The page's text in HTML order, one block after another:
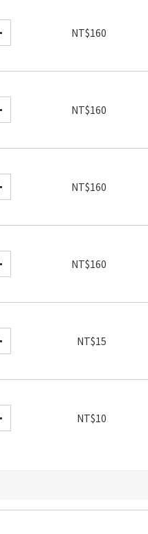
NT$160
NT$160
NT$160
NT$160
NT$15
NT$10